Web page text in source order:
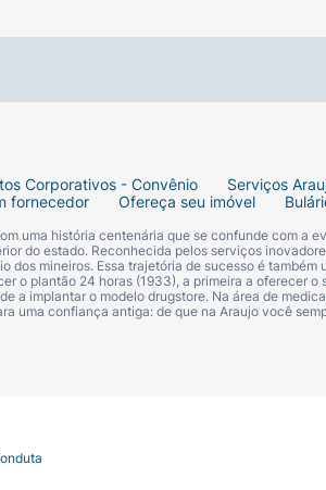
Corporativos - Convênio Serviços
fornecedor Ofereça seu imóvel
uma história centenária que se confunde com a
do estado. Reconhecida pelos serviços
mineiros. Essa trajetória de sucesso é também
o plantão 24 horas (1933), a primeira a oferecer
a implantar o modelo drugstore. Na área de
uma confiança antiga: de que na Araujo você